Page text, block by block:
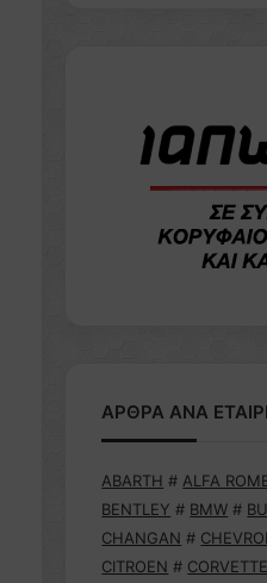
ΑΡΘΡΑ ΑΝΑ
ABARTH # ALFA
BENTLEY # BMW #
CHANGAN #
CITROEN # CORVETTE